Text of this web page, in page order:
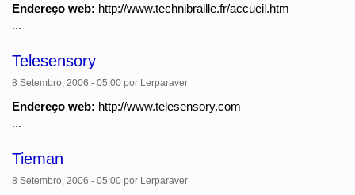
Endereço web: http://www.technibraille.fr/accueil.htm
Telesensory
8 Setembro, 2006 - 05:00 por Lerparaver
Endereço web: http://www.telesensory.com
Tieman
8 Setembro, 2006 - 05:00 por Lerparaver